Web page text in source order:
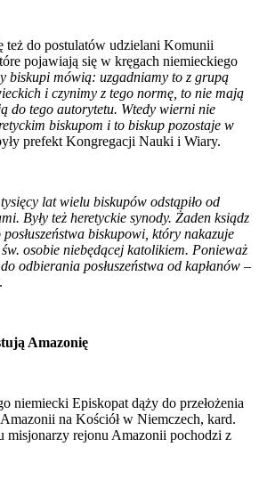
też do postulatów udzielani Komunii
pojawiają się w kręgach niemieckiego
biskupi mówią: uzgadniamy to z grupą
i czynimy z tego normę, to nie mają
do tego autorytetu. Wtedy wierni nie
biskupom i to biskup pozostaje w
prefekt Kongregacji Nauki i Wiary.
lat wielu biskupów odstąpiło od
Były też heretyckie synody. Żaden ksiądz
biskupowi, który nakazuje
osobie niebędącej katolikiem. Ponieważ
odbierania posłuszeństwa od kapłanów –
Amazonię
niemiecki Episkopat dąży do przełożenia
na Kościół w Niemczech, kard.
misjonarzy rejonu Amazonii pochodzi z